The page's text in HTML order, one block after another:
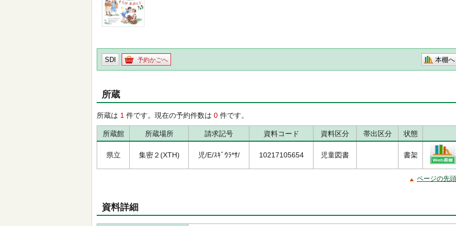
SDI 予約かごへ 本棚へ
所蔵
所蔵は 1 件です。現在の予約件数は 0 件です。
所蔵館 所蔵場所 請求記号 資料コード 資料区分 帯出区分 状態
県立 集密２(XTH) 児/E/ｽｷﾞｳﾗ*ｻ/ 10217105654 児童図書 書架
ページの先
資料詳細